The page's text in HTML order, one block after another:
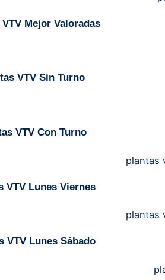
Mejor Valoradas
VTV Sin Turno
VTV Con Turno
VTV Lunes Viernes
VTV Lunes Sábado